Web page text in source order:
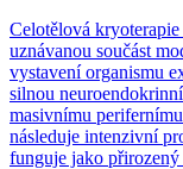
Celotělová
uznávanou součást
vystavení organismu
silnou
masivnímu
následuje intenzivní
funguje jako